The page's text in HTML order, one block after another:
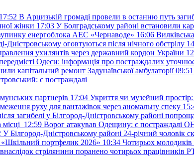
17:52 В Арцизькій громаді провели в останню путь
жінки 17:03 У Болградському районі встановили
енергоблока АЕС «Чернаводе» 16:06
Дністровському оговтуються після нічного обстрілу
ухилянтів через державний кордон України
Одеси: інформація про постраждалих
капітальний ремонт Задунаївської амбулаторії 09:51
є постраждалі
партнерів 17:04 Укриття чи музейний простір:
руху для вантажівок через аномальну спеку
загибелі у Білгород-Дністровському районі
12:59 Ворог атакував Одещину: є
У Білгород-Дністровському районі 24-річний чоловік
«Шкільний портфелик 2026» 10:34 Чотирьох молодиків
стрілянини поранено чотирьох працівників